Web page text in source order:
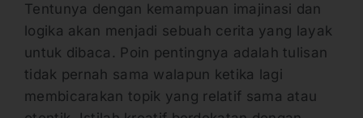
Tentunya dengan kemampuan imajinasi dan
logika akan menjadi sebuah cerita yang layak
untuk dibaca. Poin pentingnya adalah tulisan
tidak pernah sama walapun ketika lagi
membicarakan topik yang relatif sama atau